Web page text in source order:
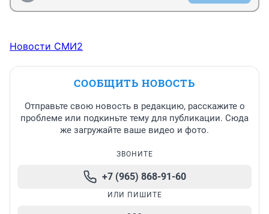
Новости СМИ2
СООБЩИТЬ НОВОСТЬ
Отправьте свою новость в редакцию, расскажите о
проблеме или подкиньте тему для публикации. Сюда
же загружайте ваше видео и фото.
ЗВОНИТЕ
+7 (965) 868-91-60
ИЛИ ПИШИТЕ